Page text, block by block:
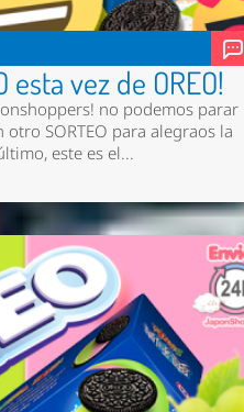
esta vez de OREO!
no podemos parar
SORTEO para alegraos la
este es el...